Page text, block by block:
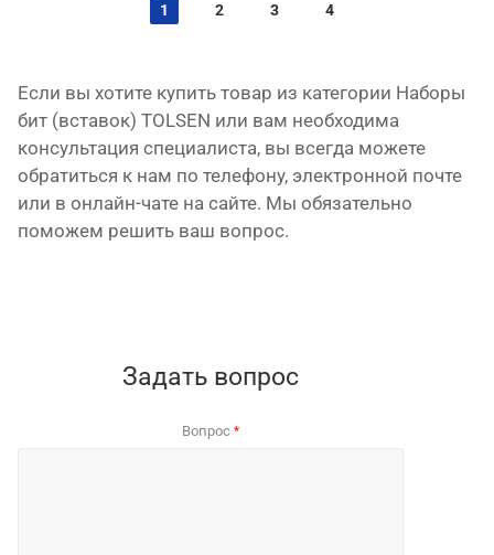
1 2 3 4
Если вы хотите купить товар из категории Наборы
бит (вставок) TOLSEN или вам необходима
консультация специалиста, вы всегда можете
обратиться к нам по телефону, электронной почте
или в онлайн-чате на сайте. Мы обязательно
поможем решить ваш вопрос.
Задать вопрос
Вопрос *